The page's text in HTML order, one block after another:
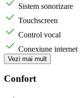
Sistem sonorizare
Touchscreen
Control vocal
Conexiune internet
Vezi mai mult
Confort